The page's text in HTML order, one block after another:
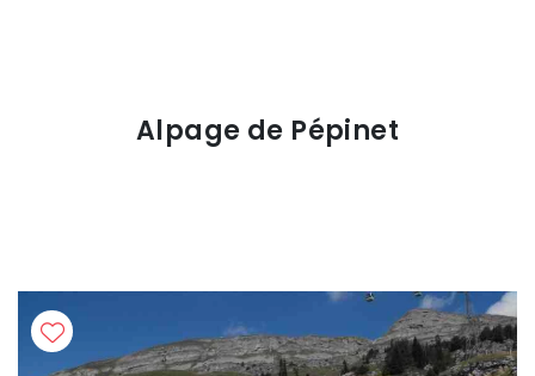
Alpage de Pépinet